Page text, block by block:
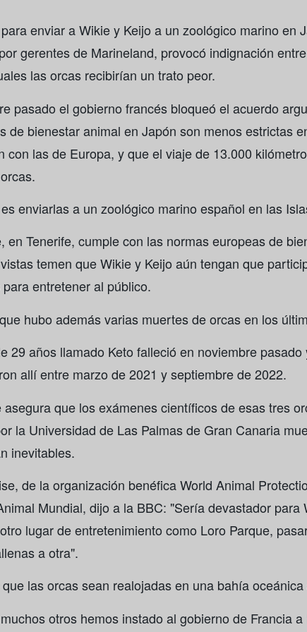
enviar a Wikie y Keijo a un zoológico marino en
gerentes de Marineland, provocó indignación
las orcas recibirían un trato peor.
pasado el gobierno francés bloqueó el acuerdo
de bienestar animal en Japón son menos estrictas
con las de Europa, y que el viaje de 13.000
enviarlas a un zoológico marino español en las
en Tenerife, cumple con las normas europeas de
temen que Wikie y Keijo aún tengan que
entretener al público.
hubo además varias muertes de orcas en los
29 años llamado Keto falleció en noviembre pasado
allí entre marzo de 2021 y septiembre de 2022.
asegura que los exámenes científicos de esas tres
la Universidad de Las Palmas de Gran Canaria
inevitables.
de la organización benéfica World Animal
Mundial, dijo a la BBC: "Sería devastador para
lugar de entretenimiento como Loro Parque,
a otra".
las orcas sean realojadas en una bahía
otros hemos instado al gobierno de Francia